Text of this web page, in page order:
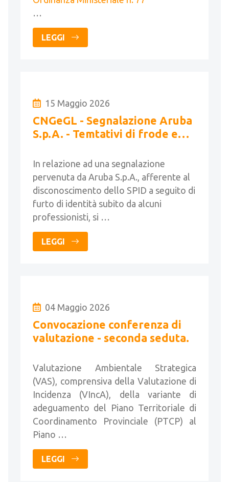
…
LEGGI
15 Maggio 2026
CNGeGL - Segnalazione Aruba
S.p.A. - Temtativi di frode e
In relazione ad una segnalazione
pervenuta da Aruba S.p.A., afferente al
disconoscimento dello SPID a seguito di
furto di identità subito da alcuni
professionisti, si …
LEGGI
04 Maggio 2026
Convocazione conferenza di
valutazione - seconda seduta.
Valutazione Ambientale Strategica
(VAS), comprensiva della Valutazione di
Incidenza (VIncA), della variante di
adeguamento del Piano Territoriale di
Coordinamento Provinciale (PTCP) al
Piano …
LEGGI